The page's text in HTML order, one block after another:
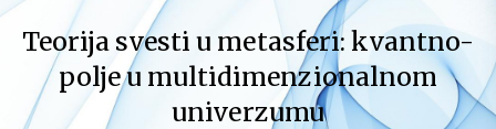
Teorija svesti u metasferi: kvantno-
polje u multidimenzionalnom
univerzumu